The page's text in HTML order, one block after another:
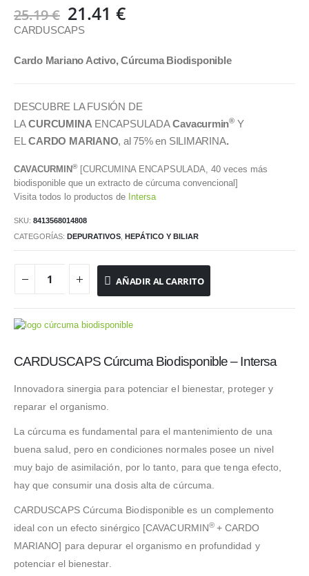
25.19€ El
precio
era:
21.41€
es:
CARDUSCAPS
Cardo Mariano Activo, Cúrcuma Biodisponible
DESCUBRE LA FUSIÓN DE
LACURCUMINA ENCAPSULADACavacurmin® Y
ELCARDO MARIANO, al 75% en SILIMARINA.
CAVACURMIN® [CURCUMINA ENCAPSULADA, 40 veces más
biodisponible que un extracto de cúrcuma convencional]
Visita todos lo productos de Intersa
SKU: 8413568014808
CATEGORÍAS: DEPURATIVOS HEPÁTICO Y BILIAR
AÑADIR AL CARRITO
CARDUSCAPS Cúrcuma Biodisponible – Intersa
Innovadora sinergia para potenciar el bienestar, proteger y
reparar el organismo.
La cúrcuma es fundamental para el mantenimiento de una
buena salud, pero en condiciones normales posee un nivel
muy bajo de asimilación, por lo tanto, para que tenga efecto,
hay que consumir una dosis alta de cúrcuma.
CARDUSCAPS Cúrcuma Biodisponible es un complemento
ideal con un efecto sinérgico [CAVACURMIN® + CARDO
MARIANO] para depurar el organismo en profundidad y
potenciar el bienestar.